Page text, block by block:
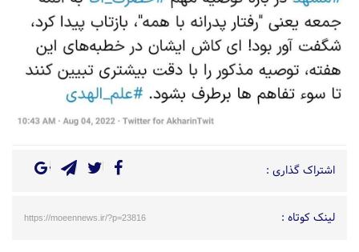
اشتراک گذاری :
لینک کوتاه : https://moeennews.ir/?p=23816